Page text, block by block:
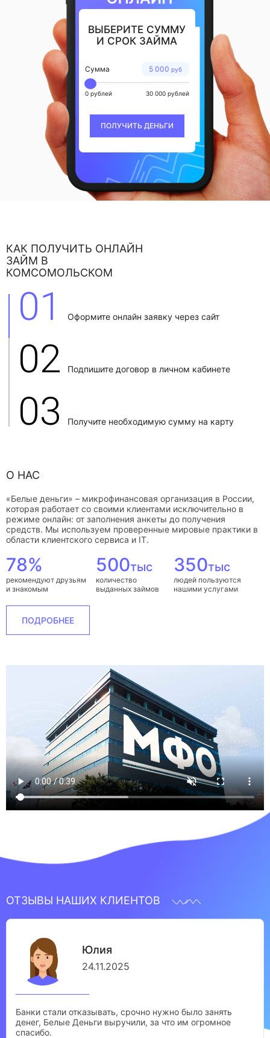
ВЫБЕРИТЕ СУММУ
И СРОК ЗАЙМА
5 000 руб
Сумма
0 рублей 30 000 рублей
ПОЛУЧИТЬ ДЕНЬГИ
КАК ПОЛУЧИТЬ ОНЛАЙН
ЗАЙМ В
КОМСОМОЛЬСКОМ
01 Оформите онлайн заявку через сайт
02 Подпишите договор в личном кабинете
03 Получите необходимую сумму на карту
О НАС
«Белые деньги» – микрофинансовая организация в России,
которая работает со своими клиентами исключительно в
режиме онлайн: от заполнения анкеты до получения
средств. Мы используем проверенные мировые практики в
области клиентского сервиса и IT.
78%
рекомендуют друзьям
и знакомым
500тыс
количество
выданных займов
350тыс
людей пользуются
нашими услугами
ПОДРОБНЕЕ
ОТЗЫВЫ НАШИХ КЛИЕНТОВ
Юлия
24.11.2025
Банки стали отказывать, срочно нужно было занять
денег, Белые Деньги выручили, за что им огромное
спасибо.